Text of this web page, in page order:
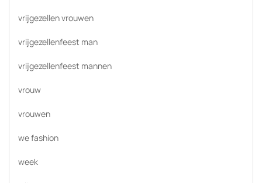
vrijgezellen vrouwen
vrijgezellenfeest man
vrijgezellenfeest mannen
vrouw
vrouwen
we fashion
week